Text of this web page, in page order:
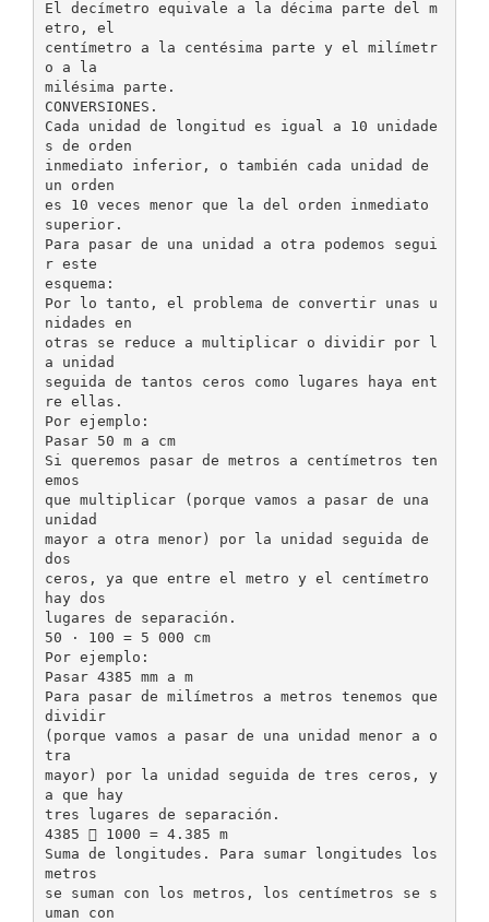
El decímetro equivale a la décima parte del m
etro, el
centímetro a la centésima parte y el milímetr
o a la
milésima parte.
CONVERSIONES.
Cada unidad de longitud es igual a 10 unidade
s de orden
inmediato inferior, o también cada unidad de
un orden
es 10 veces menor que la del orden inmediato
superior.
Para pasar de una unidad a otra podemos segui
r este
esquema:
Por lo tanto, el problema de convertir unas u
nidades en
otras se reduce a multiplicar o dividir por l
a unidad
seguida de tantos ceros como lugares haya ent
re ellas.
Por ejemplo:
Pasar 50 m a cm
Si queremos pasar de metros a centímetros ten
emos
que multiplicar (porque vamos a pasar de una
unidad
mayor a otra menor) por la unidad seguida de
dos
ceros, ya que entre el metro y el centímetro
hay dos
lugares de separación.
50 · 100 = 5 000 cm
Por ejemplo:
Pasar 4385 mm a m
Para pasar de milímetros a metros tenemos que
dividir
(porque vamos a pasar de una unidad menor a o
tra
mayor) por la unidad seguida de tres ceros, y
a que hay
tres lugares de separación.
4385  1000 = 4.385 m
Suma de longitudes. Para sumar longitudes los
metros
se suman con los metros, los centímetros se s
uman con